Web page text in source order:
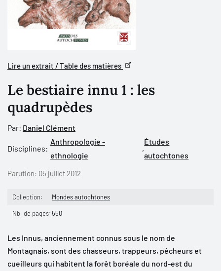
Lire un extrait / Table des matières
Le bestiaire innu 1 : les
quadrupèdes
Par: Daniel Clément
Disciplines:
Anthropologie -
ethnologie
,
Études
autochtones
Parution: 05 juillet 2012
Collection: Mondes autochtones
Nb. de pages:550
Les Innus, anciennement connus sous le nom de
Montagnais, sont des chasseurs, trappeurs, pêcheurs et
cueilleurs qui habitent la forêt boréale du nord-est du